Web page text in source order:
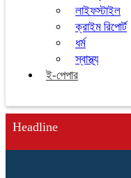
লাইফস্টাইল
ক্রাইম রিপোর্ট
ধর্ম
স্বাস্থ্য
ই-পেপার
Headline